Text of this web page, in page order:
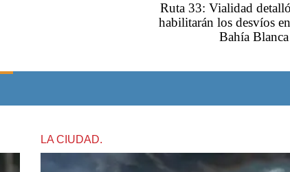
Ruta 33: Vialidad
habilitarán los desvíos
Bahía Blanca
LA CIUDAD.